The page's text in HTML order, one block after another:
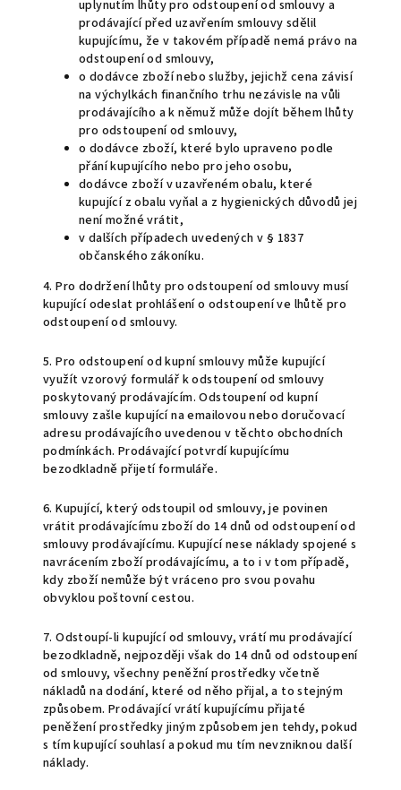
uplynutím lhůty pro odstoupení od smlouvy a
prodávající před uzavřením smlouvy sdělil
kupujícímu, že v takovém případě nemá právo na
odstoupení od smlouvy,
o dodávce zboží nebo služby, jejichž cena závisí
na výchylkách finančního trhu nezávisle na vůli
prodávajícího a k němuž může dojít během lhůty
pro odstoupení od smlouvy,
o dodávce zboží, které bylo upraveno podle
přání kupujícího nebo pro jeho osobu,
dodávce zboží v uzavřeném obalu, které
kupující z obalu vyňal a z hygienických důvodů jej
není možné vrátit,
v dalších případech uvedených v § 1837
občanského zákoníku.
4. Pro dodržení lhůty pro odstoupení od smlouvy musí
kupující odeslat prohlášení o odstoupení ve lhůtě pro
odstoupení od smlouvy.
5. Pro odstoupení od kupní smlouvy může kupující
využít vzorový formulář k odstoupení od smlouvy
poskytovaný prodávajícím. Odstoupení od kupní
smlouvy zašle kupující na emailovou nebo doručovací
adresu prodávajícího uvedenou v těchto obchodních
podmínkách. Prodávající potvrdí kupujícímu
bezodkladně přijetí formuláře.
6. Kupující, který odstoupil od smlouvy, je povinen
vrátit prodávajícímu zboží do 14 dnů od odstoupení od
smlouvy prodávajícímu. Kupující nese náklady spojené s
navrácením zboží prodávajícímu, a to i v tom případě,
kdy zboží nemůže být vráceno pro svou povahu
obvyklou poštovní cestou.
7. Odstoupí-li kupující od smlouvy, vrátí mu prodávající
bezodkladně, nejpozději však do 14 dnů od odstoupení
od smlouvy, všechny peněžní prostředky včetně
nákladů na dodání, které od něho přijal, a to stejným
způsobem. Prodávající vrátí kupujícímu přijaté
peněžení prostředky jiným způsobem jen tehdy, pokud
s tím kupující souhlasí a pokud mu tím nevzniknou další
náklady.